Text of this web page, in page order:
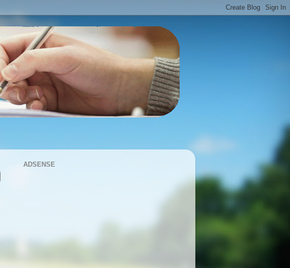
ADSENSE